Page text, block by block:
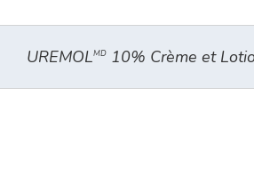
UREMOLMD 10% Crème et